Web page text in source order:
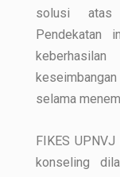
solusi atas
Pendekatan
selama
FIKES
konseling